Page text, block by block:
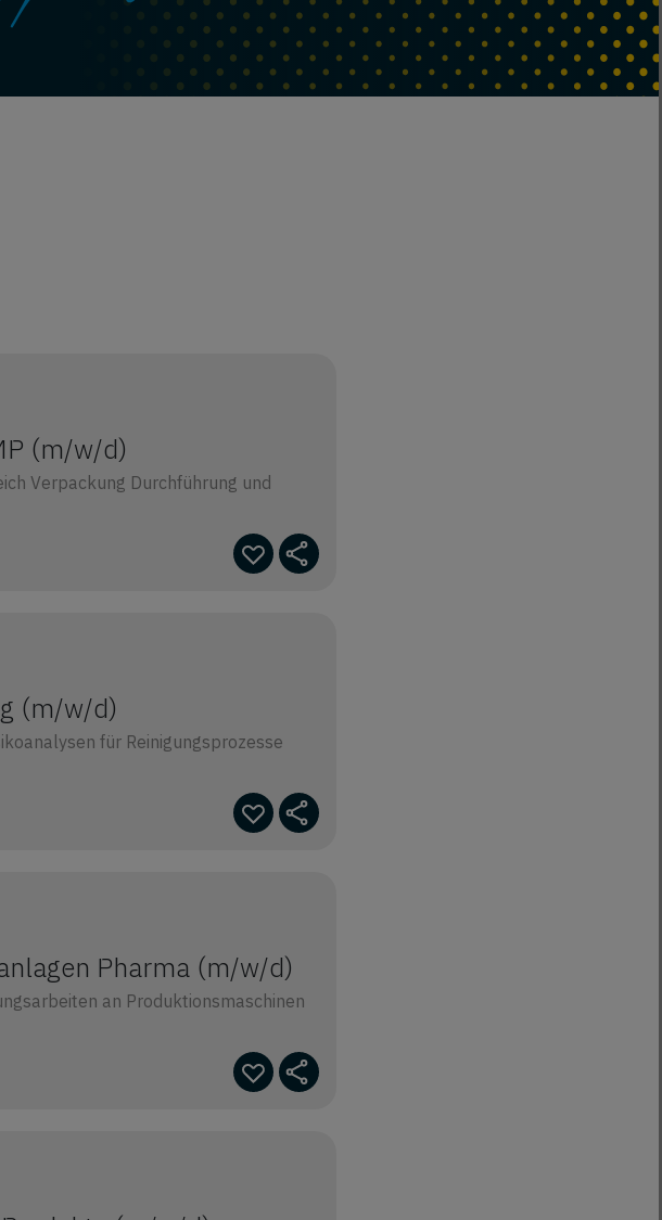
(m/w/d)
Verpackung Durchführung und
(m/w/d)
für Reinigungsprozesse
Pharma (m/w/d)
an Produktionsmaschinen